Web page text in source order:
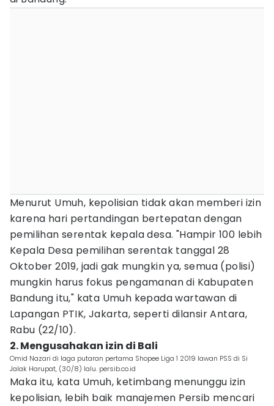
Menurut Umuh, kepolisian tidak akan memberi izin
karena hari pertandingan bertepatan dengan
pemilihan serentak kepala desa. "Hampir 100 lebih
Kepala Desa pemilihan serentak tanggal 28
Oktober 2019, jadi gak mungkin ya, semua (polisi)
mungkin harus fokus pengamanan di Kabupaten
Bandung itu," kata Umuh kepada wartawan di
Lapangan PTIK, Jakarta, seperti dilansir Antara,
Rabu (22/10).
2. Mengusahakan izin di Bali
Omid Nazari di laga putaran pertama Shopee Liga 1 2019 lawan PSS di Si
Jalak Harupat, (30/8) lalu. persib.co.id
Maka itu, kata Umuh, ketimbang menunggu izin
kepolisian, lebih baik manajemen Persib mencari